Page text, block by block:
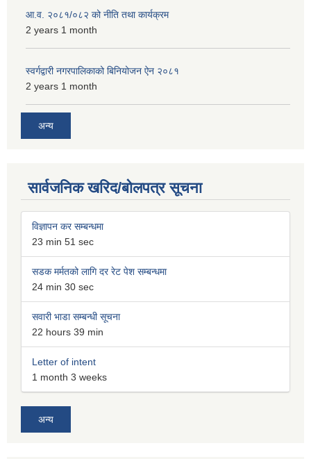
आ.व. २०८१/०८२ को नीति तथा कार्यक्रम
2 years 1 month
स्वर्गद्वारी नगरपालिकाको बिनियोजन ऐन २०८१
2 years 1 month
अन्य
सार्वजनिक खरिद/बोलपत्र सूचना
विज्ञापन कर सम्बन्धमा
23 min 51 sec
सडक मर्मतको लागि दर रेट पेश सम्बन्धमा
24 min 30 sec
सवारी भाडा सम्बन्धी सूचना
22 hours 39 min
Letter of intent
1 month 3 weeks
अन्य